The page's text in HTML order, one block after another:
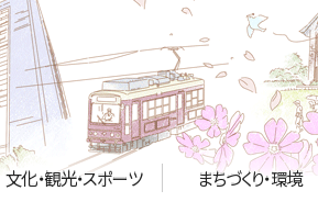
文化・観光・スポーツ まちづくり・環境